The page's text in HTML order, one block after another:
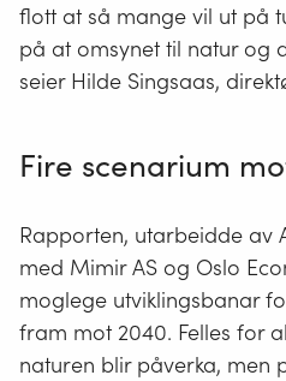
verktøyet Copilot
flott at så mange vil ut på
på at omsynet til natur og
seier Hilde Singsaas,
Fire scenarium
Rapporten, utarbeidde av
med Mimir AS og Oslo
moglege utviklingsbanar
fram mot 2040. Felles for
naturen blir påverka, men